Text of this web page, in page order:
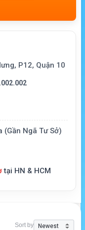
P12, Quận 10
Ngã Tư Sở)
tại HN & HCM
Sort by